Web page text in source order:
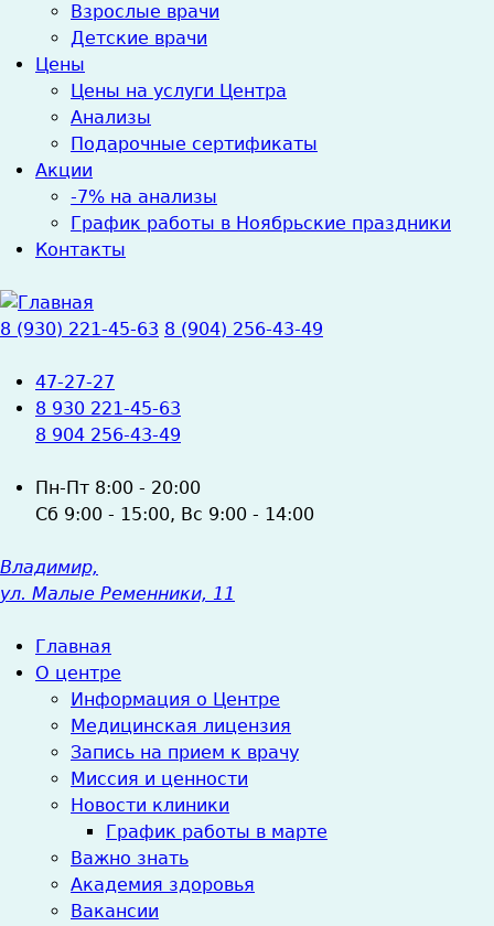
Взрослые врачи
Детские врачи
Цены
Цены на услуги Центра
Анализы
Подарочные сертификаты
Акции
-7% на анализы
График работы в Ноябрьские праздники
Контакты
8 (930) 221-45-63 8 (904) 256-43-49
47-27-27
8 930 221-45-63
8 904 256-43-49
Пн-Пт 8:00 - 20:00
Сб 9:00 - 15:00, Вс 9:00 - 14:00
Владимир,
ул. Малые Ременники, 11
Главная
О центре
Информация о Центре
Медицинская лицензия
Запись на прием к врачу
Миссия и ценности
Новости клиники
График работы в марте
Важно знать
Академия здоровья
Вакансии